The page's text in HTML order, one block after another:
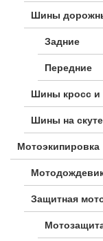
Шины
Задние
Передние
Шины кросс и
Шины на
Мотоэкипировка
Защитная